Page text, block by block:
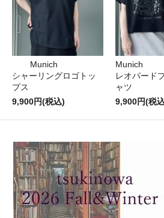
Munich
シャーリングロゴトッ
プス
9,900円(税込)
Munich
レオパード
ャツ
9,900円(税